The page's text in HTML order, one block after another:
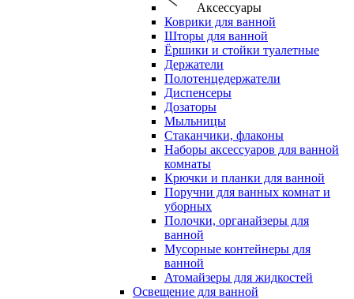
Аксессуары
Коврики для ванной
Шторы для ванной
Ёршики и стойки туалетные
Держатели
Полотенцедержатели
Диспенсеры
Дозаторы
Мыльницы
Стаканчики, флаконы
Наборы аксессуаров для ванной
комнаты
Крючки и планки для ванной
Поручни для ванных комнат и
уборных
Полочки, органайзеры для
ванной
Мусорные контейнеры для
ванной
Атомайзеры для жидкостей
Освещение для ванной